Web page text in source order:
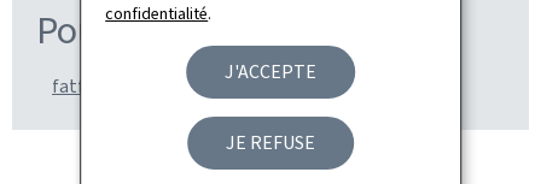
confidentialité.
J'ACCEPTE
JE REFUSE
Pour en savoir plus
fatf-gafi.org